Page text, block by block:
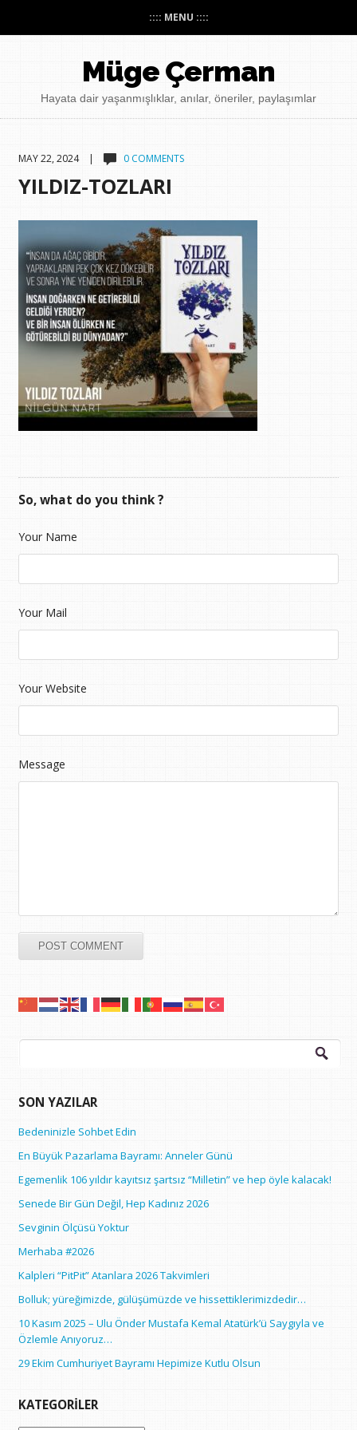
:::: MENU ::::
Müge Çerman
Hayata dair yaşanmışlıklar, anılar, öneriler, paylaşımlar
MAY 22, 2024 | 0 COMMENTS
YILDIZ-TOZLARI
So, what do you think ?
Your Name
Your Mail
Your Website
Message
Arama:
SON YAZILAR
Bedeninizle Sohbet Edin
En Büyük Pazarlama Bayramı: Anneler Günü
Egemenlik 106 yıldır kayıtsız şartsız “Milletin” ve hep öyle kalacak!
Senede Bir Gün Değil, Hep Kadınız 2026
Sevginin Ölçüsü Yoktur
Merhaba #2026
Kalpleri “PitPit” Atanlara 2026 Takvimleri
Bolluk; yüreğimizde, gülüşümüzde ve hissettiklerimizdedir…
10 Kasım 2025 – Ulu Önder Mustafa Kemal Atatürk’ü Saygıyla ve
Özlemle Anıyoruz…
29 Ekim Cumhuriyet Bayramı Hepimize Kutlu Olsun
KATEGORILER